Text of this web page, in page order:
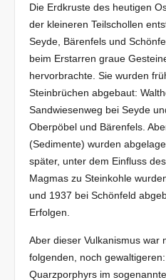
Die Erdkruste des heutigen
der kleineren Teilschollen
Seyde, Bärenfels und
beim Erstarren graue
hervorbrachte. Sie wurden
Steinbrüchen abgebaut:
Sandwiesenweg bei Seyde
Oberpöbel und Bärenfels.
(Sedimente) wurden
später, unter dem Einfluss
Magmas zu Steinkohle
und 1937 bei Schönfeld
Erfolgen.
Aber dieser Vulkanismus war
folgenden, noch
Quarzporphyrs im